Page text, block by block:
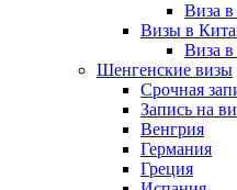
Виза
Визы в
Виза в
Шенгенские визы
Срочная
Запись на
Венгрия
Германия
Греция